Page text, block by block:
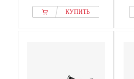
КУПИТЬ